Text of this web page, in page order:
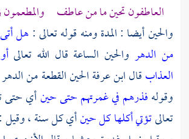
العاطفون تحين ما من عاطف والمطعمون
والحين أيضا : المدة ومنه قوله تعالى :هل
من الدهر والحين الساعة قال الله تعالى
العذابقالابن عرفةالحين القطعة من
وقولهفذرهم في غمرتهم حتى حينأي حتى
تعالىتؤتي أكلها كل حينأي كل سنة ،